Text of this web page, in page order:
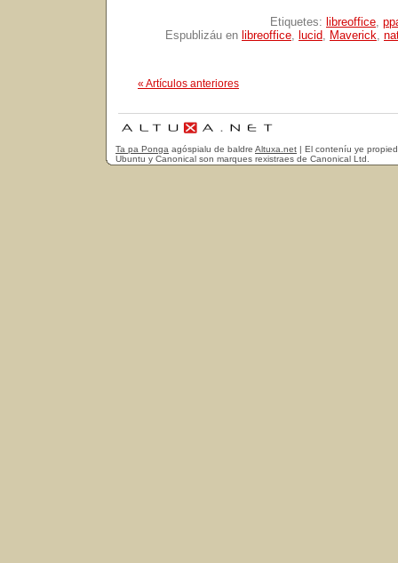
Etiquetes: libreoffice,
Espublizáu en libreoffice, lucid, Maverick,
« Artículos anteriores
Ta pa Ponga agóspialu de baldre Altuxa.net | El conteníu ye
Ubuntu y Canonical son marques rexistraes de Canonical Ltd.